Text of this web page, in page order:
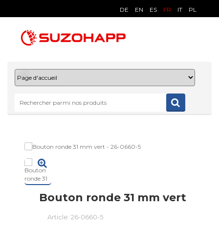
DE EN ES FR IT PL
Bouton ronde 31 mm vert
Article: 26-0660-5